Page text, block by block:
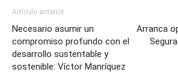
Artículo anterior
Necesario asumir un
compromiso profundo con el
desarrollo sustentable y
sostenible: Víctor Manríquez
Arranca